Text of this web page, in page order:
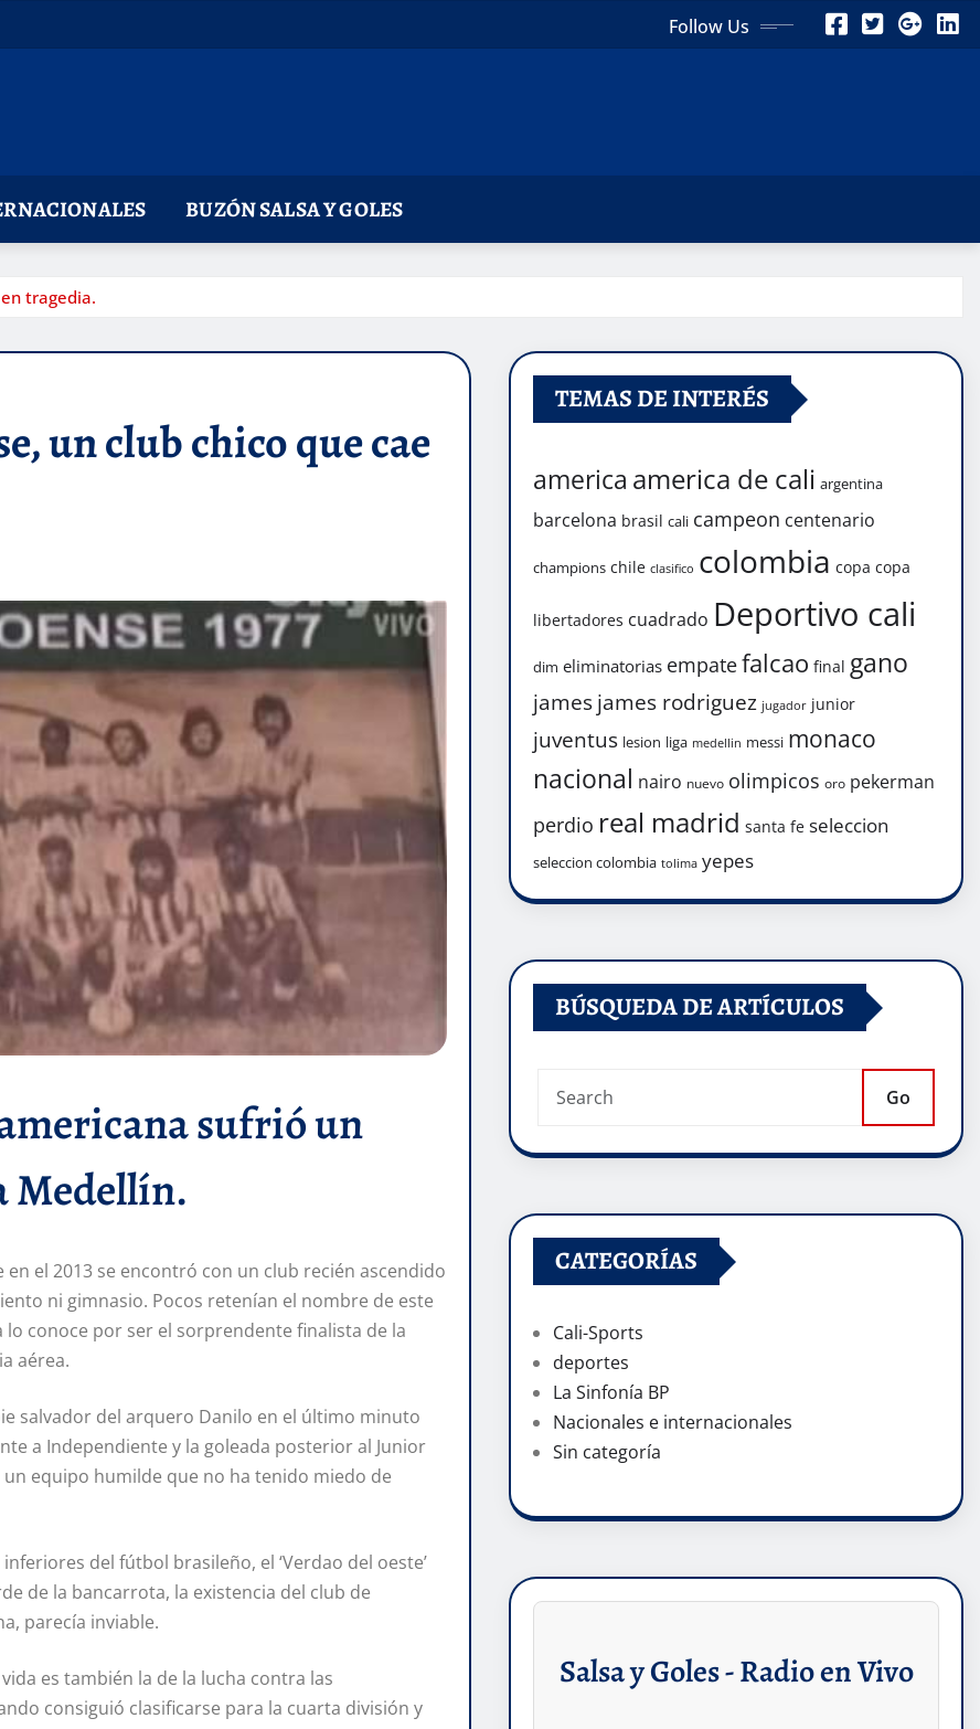
Follow Us
BUZÓN SALSA Y GOLES
tragedia.
un club chico que cae
sufrió un
Medellín.
el 2013 se encontró con un club recién ascendido
ni gimnasio. Pocos retenían el nombre de este
conoce por ser el sorprendente finalista de la
aérea.
salvador del arquero Danilo en el último minuto
a Independiente y la goleada posterior al Junior
equipo humilde que no ha tenido miedo de
del fútbol brasileño, el ‘Verdao del oeste’
de la bancarrota, la existencia del club de
parecía inviable.
es también la de la lucha contra las
consiguió clasificarse para la cuarta división y
TEMAS DE INTERÉS
america america de cali argentina
barcelona brasil cali campeon centenario
champions chile clasifico colombia copa copa
libertadores cuadrado Deportivo cali
dim eliminatorias empatefalcao final gano
james james rodriguez jugador junior
juventus lesion liga medellin messi monaco
nacional nairo nuevo olimpicos oro pekerman
perdio real madrid santa fe seleccion
seleccion colombia tolima yepes
BÚSQUEDA DE ARTÍCULOS
Go
CATEGORÍAS
Cali-Sports
deportes
La Sinfonía BP
Nacionales e internacionales
Sin categoría
Salsa y Goles - Radio en Vivo